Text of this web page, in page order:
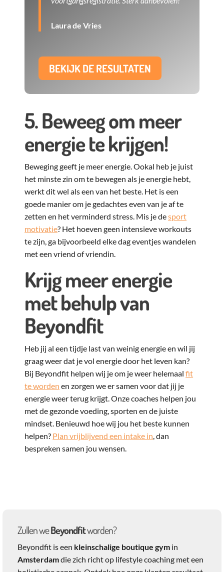
Laura de Vries
BEKIJK DE RESULTATEN
5. Beweeg om meer
energie te krijgen!
Beweging geeft je meer energie. Ookal heb je juist
het minste zin om te bewegen als je energie hebt,
werkt dit wel als een van het beste. Het is een
goede manier om je gedachtes even van je af te
zetten en het verminderd stress. Mis je desport
motivatie? Het hoeven geen intensieve workouts
te zijn, ga bijvoorbeeld elke dag eventjes wandelen
met een vriend of vriendin.
Krijg meer energie
met behulp van
Beyondfit
Heb jij al een tijdje last van weinig energie en wil jij
graag weer dat je vol energie door het leven kan?
Bij Beyondfit helpen wij je om je weer helemaalfit
te worden en zorgen we er samen voor dat jij je
energie weer terug krijgt. Onze coaches helpen jou
met de gezonde voeding, sporten en de juiste
mindset. Benieuwd hoe wij jou het beste kunnen
helpen? Plan vrijblijvend een intake in, dan
bespreken samen jou wensen.
Zullen weBeyondfitworden?
Beyondfit is een kleinschalige boutique gym in
Amsterdamdie zich richt op lifestyle coaching met een